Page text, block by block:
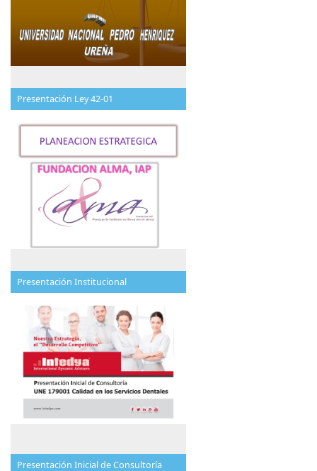
Presentación Ley 42-01
Presentación Institucional
Presentación Inicial de Consultoría